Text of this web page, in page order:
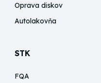
Oprava diskov
Autolakovňa
STK
FQA